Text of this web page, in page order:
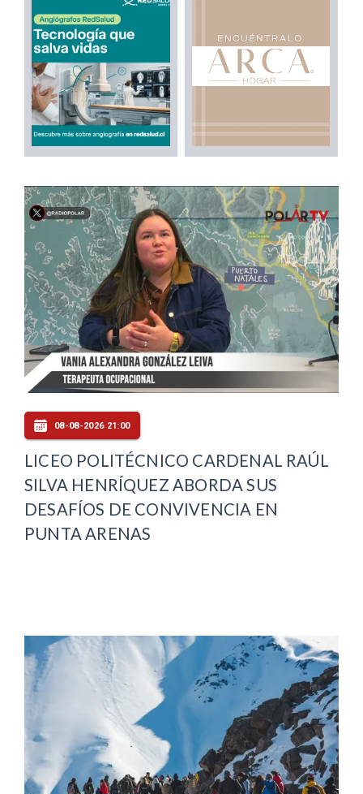
08-08-2026 21:00
LICEO POLITÉCNICO CARDENAL RAÚL
SILVA HENRÍQUEZ ABORDA SUS
DESAFÍOS DE CONVIVENCIA EN
PUNTA ARENAS